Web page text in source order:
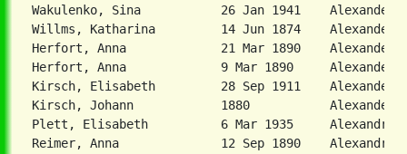
Wakulenko, Sina           26 Jan 1941
Willms, Katharina         14 Jun 1874
Herfort, Anna             21 Mar 1890
Herfort, Anna             9 Mar 1890
Kirsch, Elisabeth         28 Sep 1911
Kirsch, Johann            1880           Alexanderwohl,
Plett, Elisabeth          6 Mar 1935
Reimer, Anna              12 Sep 1890